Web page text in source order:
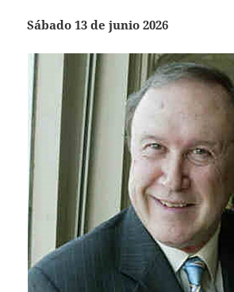
Sábado 13 de junio 2026